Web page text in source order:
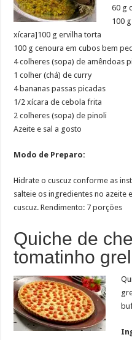
60 g
100
xícara]100 g ervilha torta
100 g cenoura em cubos bem
4 colheres (sopa) de amêndoas
1 colher (chá) de curry
4 bananas passas picadas
1/2 xícara de cebola frita
2 colheres (sopa) de pinoli
Azeite e sal a gosto
Modo de Preparo:
Hidrate o cuscuz conforme as
salteie os ingredientes no azeite
cuscuz. Rendimento: 7 porções
Quiche de
tomatinho